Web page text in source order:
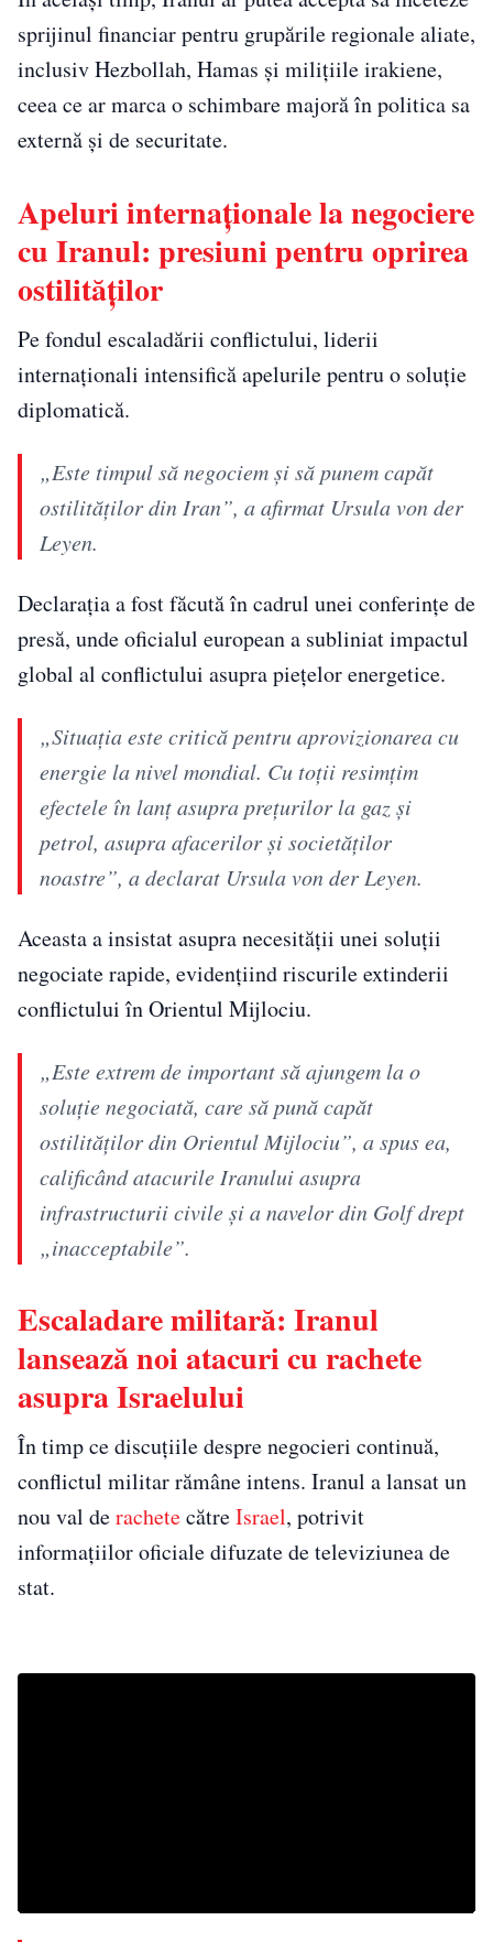
sprijinul financiar pentru grupările regionale aliate,
inclusiv Hezbollah, Hamas și milițiile irakiene,
ceea ce ar marca o schimbare majoră în politica sa
externă și de securitate.
Apeluri internaționale la negociere
cu Iranul: presiuni pentru oprirea
ostilităților
Pe fondul escaladării conflictului, liderii
internaționali intensifică apelurile pentru o soluție
diplomatică.
„Este timpul să negociem şi să punem capăt
ostilităţilor din Iran”, a afirmat Ursula von der
Leyen.
Declarația a fost făcută în cadrul unei conferințe de
presă, unde oficialul european a subliniat impactul
global al conflictului asupra piețelor energetice.
„Situaţia este critică pentru aprovizionarea cu
energie la nivel mondial. Cu toţii resimţim
efectele în lanţ asupra preţurilor la gaz şi
petrol, asupra afacerilor şi societăţilor
noastre”, a declarat Ursula von der Leyen.
Aceasta a insistat asupra necesității unei soluții
negociate rapide, evidențiind riscurile extinderii
conflictului în Orientul Mijlociu.
„Este extrem de important să ajungem la o
soluţie negociată, care să pună capăt
ostilităţilor din Orientul Mijlociu”, a spus ea,
calificând atacurile Iranului asupra
infrastructurii civile şi a navelor din Golf drept
„inacceptabile”.
Escaladare militară: Iranul
lansează noi atacuri cu rachete
asupra Israelului
În timp ce discuțiile despre negocieri continuă,
conflictul militar rămâne intens. Iranul a lansat un
nou val derachetecătreIsrael, potrivit
informațiilor oficiale difuzate de televiziunea de
stat.